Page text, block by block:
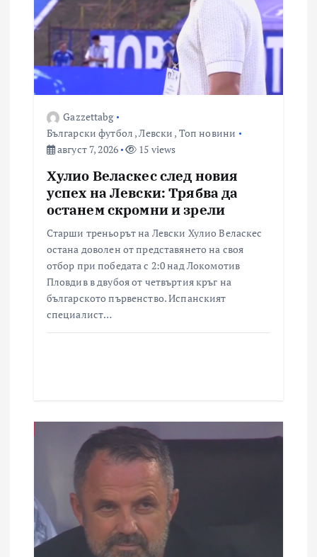
Gazzettabg
Български футбол ,Левски , Топ новини
август 7, 2026
15 views
Хулио Веласкес след новия
успех на Левски: Трябва да
останем скромни и зрели
Старши треньорът на Левски Хулио Веласкес
остана доволен от представянето на своя
отбор при победата с 2:0 над Локомотив
Пловдив в двубоя от четвъртия кръг на
българското първенство. Испанският
специалист…